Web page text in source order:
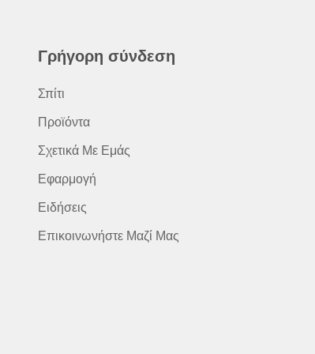
Γρήγορη σύνδεση
Σπίτι
Προϊόντα
Σχετικά Με Εμάς
Εφαρμογή
Ειδήσεις
Επικοινωνήστε Μαζί Μας